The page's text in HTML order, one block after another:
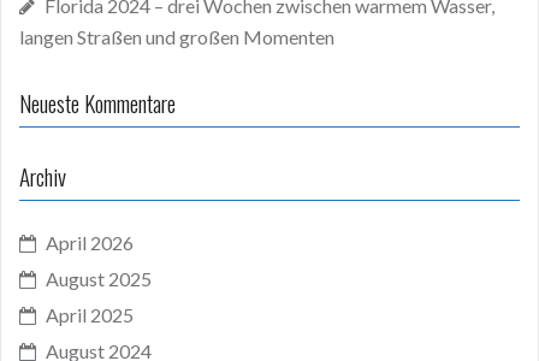
Florida 2024 – drei Wochen zwischen warmem Wasser,
langen Straßen und großen Momenten
Neueste Kommentare
Archiv
April 2026
August 2025
April 2025
August 2024